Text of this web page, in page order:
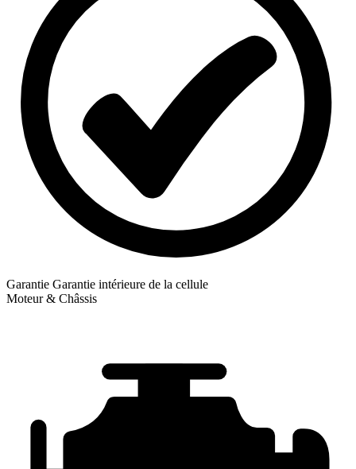
Garantie Garantie intérieure de la cellule
Moteur & Châssis